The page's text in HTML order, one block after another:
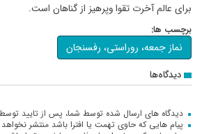
برای عالم آخرت تقوا وپرهیز از گناهان است.
برچسب ها:
نماز جمعه، روراستی، رفسنجان
دیدگاه‌ها
دیدگاه های ارسال شده توسط شما، پس از تایید
پیام هایی که حاوی تهمت یا افترا باشد منتشر